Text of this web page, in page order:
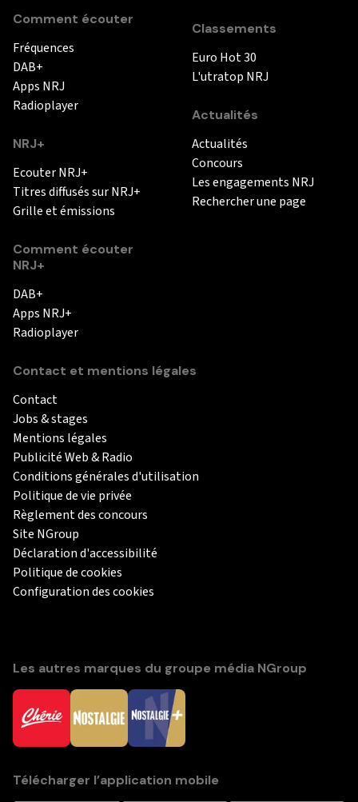
Comment écouter
Fréquences
DAB+
Apps NRJ
Radioplayer
NRJ+
Ecouter NRJ+
Titres diffusés sur NRJ+
Grille et émissions
Comment écouter
NRJ+
DAB+
Apps NRJ+
Radioplayer
Classements
Euro Hot 30
L'utratop NRJ
Actualités
Actualités
Concours
Les engagements NRJ
Rechercher une page
Contact et mentions légales
Contact
Jobs & stages
Mentions légales
Publicité Web & Radio
Conditions générales d'utilisation
Politique de vie privée
Règlement des concours
Site NGroup
Déclaration d'accessibilité
Politique de cookies
Configuration des cookies
Les autres marques du groupe média NGroup
Télécharger l’application mobile